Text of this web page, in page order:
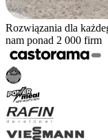
Rozwiązania dla
nam ponad 2 000 firm